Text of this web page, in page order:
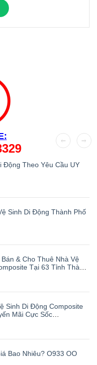
Động Theo Yêu Cầu UY
Sinh Di Động Thành Phố
& Cho Thuê Nhà Vệ
Tại 63 Tỉnh Thành
Phòng, Hồ Chí Minh,
Phước, Lâm Đồng,
Sinh Di Động Composite
Mãi Cực Sốc
Bao Nhiêu? O933 OO